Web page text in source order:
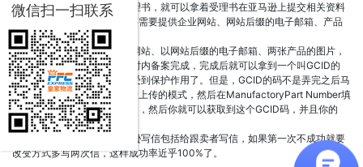
册完之后，你会 收到一份受理书，就可以拿着受理书在亚马逊上提交相关资料
完成备案。在备案的时候，还需要提供企业网站、网站后缀的电子邮箱、产品
的图片（带有品牌logo）。
二、 品牌备案。只需要准备网站、以网站后缀的电子邮箱、两张产品的图片，
提交亚马逊后就可以在48小时内备案完成，完成后就可以拿到一个叫GCID的
码，拿到 这个码之后就可以受到保护作用了。但是，GCID的码不是弄完之后马
上就会有，可以通过一个批量上传的模式，然后在ManufactoryPart Number填
一些数字，完了就上传到后台，然后你就可以获取到这个GCID码，并且你的
Listing才能受到保护。
备注： 我们投诉跟卖给亚马逊写信包括给跟卖者写信，如果第一次不成功就要
改变方式多写两次信，这样成功率近乎100%了。
微信扫一扫联系